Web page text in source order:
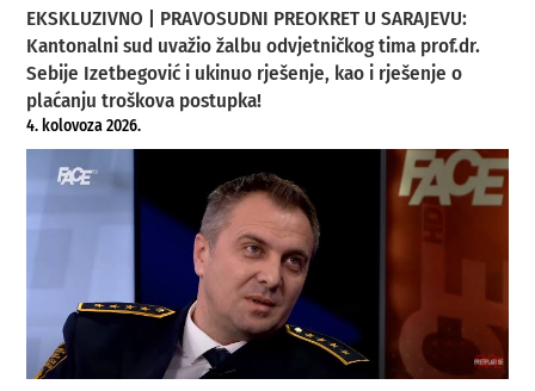
EKSKLUZIVNO | PRAVOSUDNI PREOKRET U SARAJEVU:
Kantonalni sud uvažio žalbu odvjetničkog tima prof.dr.
Sebije Izetbegović i ukinuo rješenje, kao i rješenje o
plaćanju troškova postupka!
4. kolovoza 2026.